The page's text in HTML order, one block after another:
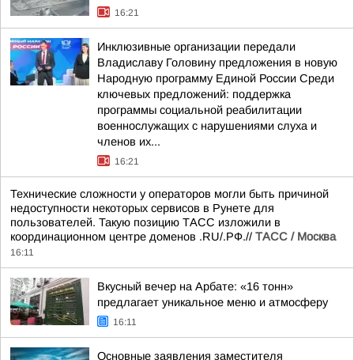
16:21
Инклюзивные организации передали
Владиславу Головину предложения в новую
Народную программу Единой России Среди
ключевых предложений: поддержка
программы социальной реабилитации
военнослужащих с нарушениями слуха и
членов их...
16:21
Технические сложности у операторов могли быть причиной
недоступности некоторых сервисов в Рунете для
пользователей. Такую позицию ТАСС изложили в
координационном центре доменов .RU/.РФ.// ТАСС / Москва
16:11
Вкусный вечер на Арбате: «16 тонн»
предлагает уникальное меню и атмосферу
16:11
Основные заявления заместителя